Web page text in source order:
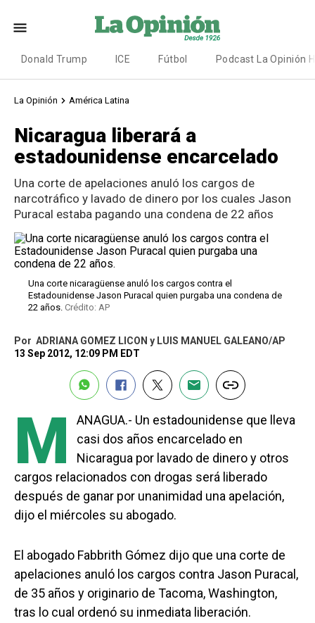
Donald Trump ICE Fútbol Podcast La Opinión
La Opinión América Latina
Nicaragua liberará a
estadounidense encarcelado
Una corte de apelaciones anuló los cargos de
narcotráfico y lavado de dinero por los cuales Jason
Puracal estaba pagando una condena de 22 años
Una corte nicaragüense anuló los cargos contra el
Estadounidense Jason Puracal quien purgaba una condena de
22 años. Crédito: AP
Por ADRIANA GOMEZ LICON y LUIS MANUEL GALEANO/AP
13 Sep 2012, 12:09 PM EDT
M
ANAGUA.- Un estadounidense que lleva
casi dos años encarcelado en
Nicaragua por lavado de dinero y otros
cargos relacionados con drogas será liberado
después de ganar por unanimidad una apelación,
dijo el miércoles su abogado.
El abogado Fabbrith Gómez dijo que una corte de
apelaciones anuló los cargos contra Jason Puracal,
de 35 años y originario de Tacoma, Washington,
tras lo cual ordenó su inmediata liberación.